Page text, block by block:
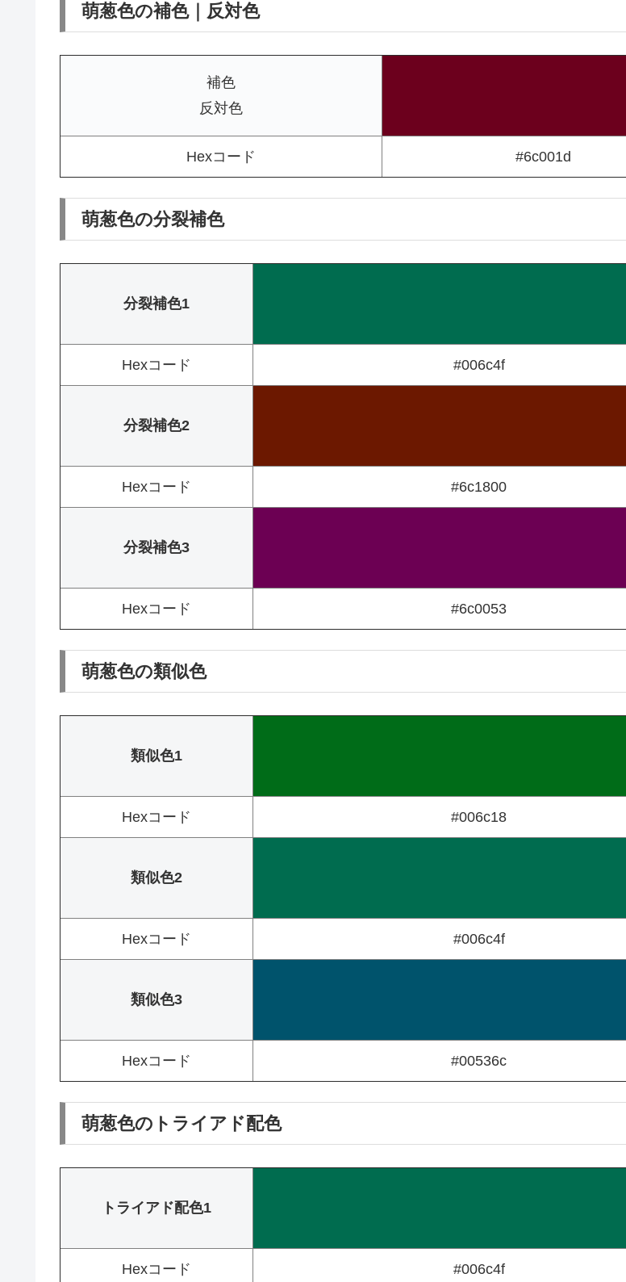
萌葱色の補色｜反対色
補色
反対色
Hexコード #6c001d
萌葱色の分裂補色
分裂補色1
Hexコード #006c4f
分裂補色2
Hexコード #6c1800
分裂補色3
Hexコード #6c0053
萌葱色の類似色
類似色1
Hexコード #006c18
類似色2
Hexコード #006c4f
類似色3
Hexコード #00536c
萌葱色のトライアド配色
トライアド配色1
Hexコード #006c4f